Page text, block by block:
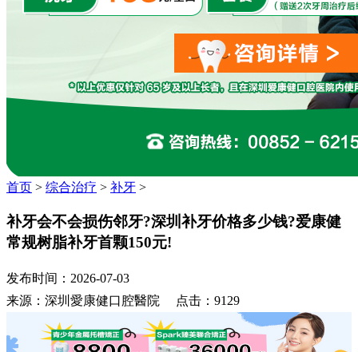
首页 > 综合治疗 > 补牙 >
补牙会不会损伤邻牙?深圳补牙价格多少钱?爱康健
常规树脂补牙首颗150元!
发布时间：2026-07-03
来源：深圳愛康健口腔醫院 点击：9129